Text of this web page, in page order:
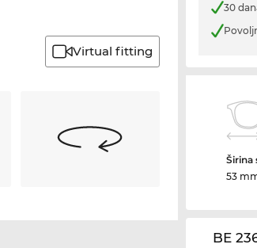
Virtual fitting
30
Širina
53
BE